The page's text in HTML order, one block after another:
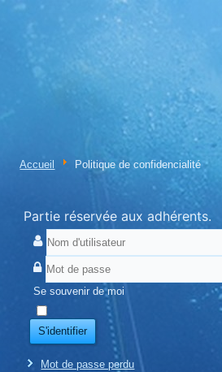
Accueil Politique de confidencialité
Partie réservée aux adhérents.
Se souvenir de moi
S'identifier
Mot de passe perdu